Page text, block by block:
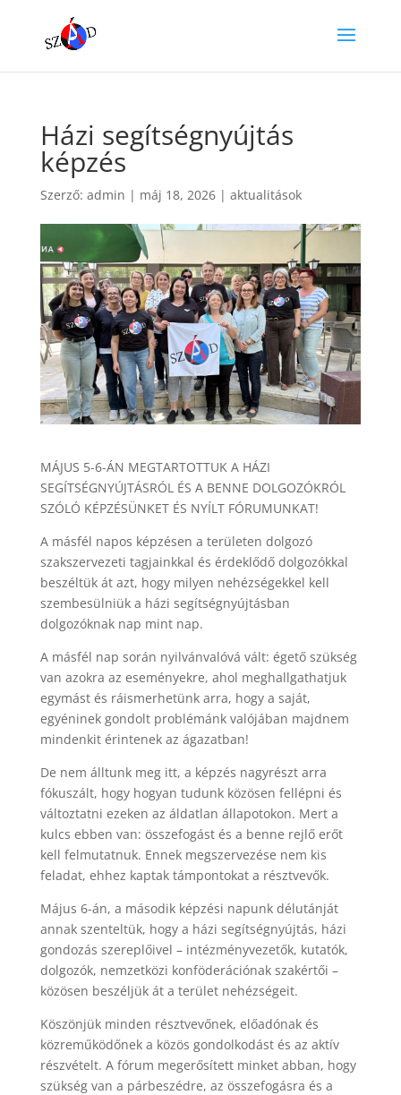
Házi segítségnyújtás
képzés
Szerző: admin | máj 18, 2026| aktualitások
MÁJUS 5-6-ÁN MEGTARTOTTUK A HÁZI
SEGÍTSÉGNYÚJTÁSRÓL ÉS A BENNE DOLGOZÓKRÓL
SZÓLÓ KÉPZÉSÜNKET ÉS NYÍLT FÓRUMUNKAT!
A másfél napos képzésen a területen dolgozó
szakszervezeti tagjainkkal és érdeklődő dolgozókkal
beszéltük át azt, hogy milyen nehézségekkel kell
szembesülniük a házi segítségnyújtásban
dolgozóknak nap mint nap.
A másfél nap során nyilvánvalóvá vált: égető szükség
van azokra az eseményekre, ahol meghallgathatjuk
egymást és ráismerhetünk arra, hogy a saját,
egyéninek gondolt problémánk valójában majdnem
mindenkit érintenek az ágazatban!
De nem álltunk meg itt, a képzés nagyrészt arra
fókuszált, hogy hogyan tudunk közösen fellépni és
változtatni ezeken az áldatlan állapotokon. Mert a
kulcs ebben van: összefogást és a benne rejlő erőt
kell felmutatnuk. Ennek megszervezése nem kis
feladat, ehhez kaptak támpontokat a résztvevők.
Május 6-án, a második képzési napunk délutánját
annak szenteltük, hogy a házi segítségnyújtás, házi
gondozás szereplőivel – intézményvezetők, kutatók,
dolgozók, nemzetközi konföderációnak szakértői –
közösen beszéljük át a terület nehézségeit.
Köszönjük minden résztvevőnek, előadónak és
közreműködőnek a közös gondolkodást és az aktív
részvételt. A fórum megerősített minket abban, hogy
szükség van a párbeszédre, az összefogásra és a